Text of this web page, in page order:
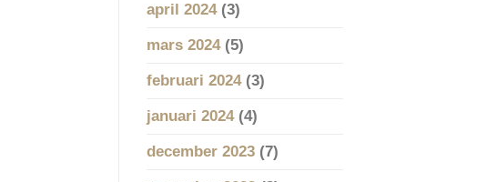
april 2024(3)
mars 2024(5)
februari 2024(3)
januari 2024(4)
december 2023(7)